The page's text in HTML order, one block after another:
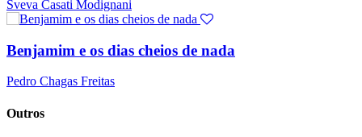
Sveva Casati Modignani
Benjamim e os dias cheios de nada
Pedro Chagas Freitas
Outros